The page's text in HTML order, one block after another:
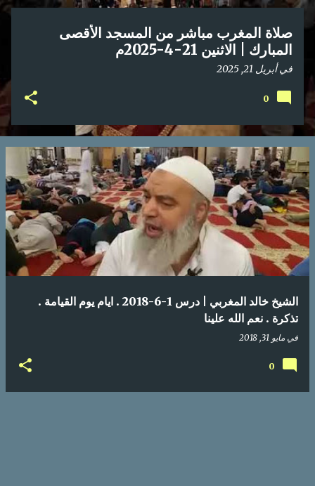
ا
ت
صلاة المغرب مباشر من المسجد الأقصى
المبارك | الاثنين 21-4-2025م
فيأبريل 21, 2025
0
الشيخ خالد المغربي | درس 1-6-2018 . ايام يوم القيامة .
تذكرة . نعم الله علينا
في مايو 31, 2018
0